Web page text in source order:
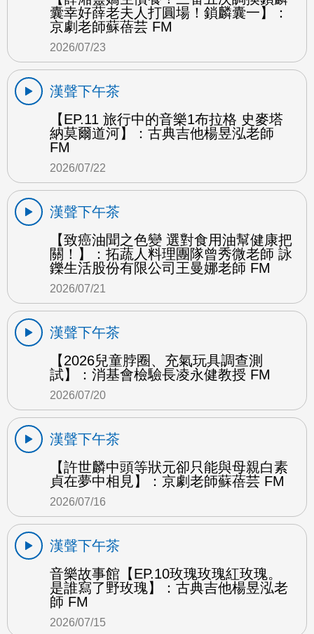
囊幸好薛老夫人打圓場！鎖麟囊一】：
京劇老師蘇蓓芸 FM
2026/07/23
漢聲下午茶
【EP.11 旅行中的音樂1布拉格 史麥塔
納莫爾道河】：古典吉他楊昱泓老師
FM
2026/07/22
漢聲下午茶
【致癌油聞之色變 選對食用油幫健康把
關！】：拓蔬人料理團隊曾秀微老師 詠
鑠生活股份有限公司王曼娜老師 FM
2026/07/21
漢聲下午茶
【2026兒童脖圈、充氣玩具調查測
試】：消基會檢驗長凌永健教授 FM
2026/07/20
漢聲下午茶
【許世麟中頭等狀元卻只能與母親白素
貞在夢中相見】：京劇老師蘇蓓芸 FM
2026/07/16
漢聲下午茶
音樂故事館【EP.10玫瑰玫瑰紅玫瑰。
是誰寫了野玫瑰】：古典吉他楊昱泓老
師 FM
2026/07/15